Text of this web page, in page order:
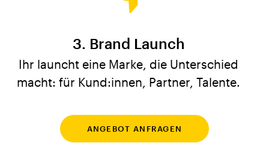
Brand Launch
Ihr launcht eine Marke, die Unterschied
macht: für Kund:innen, Partner, Talente.
ANGEBOT ANFRAGEN